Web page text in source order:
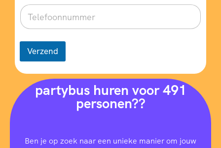
Verzend
partybus huren voor 491
personen??
Ben je op zoek naar een unieke manier om jouw